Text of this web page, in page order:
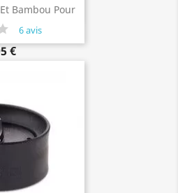
Bambou Pour
Kanteen
6 avis
€
rapide